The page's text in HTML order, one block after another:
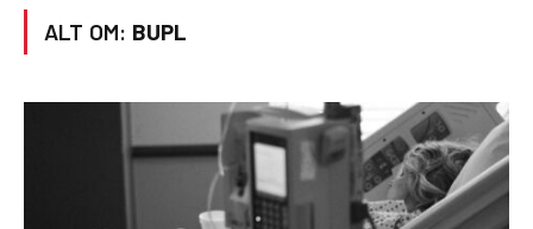
ALT OM: BUPL